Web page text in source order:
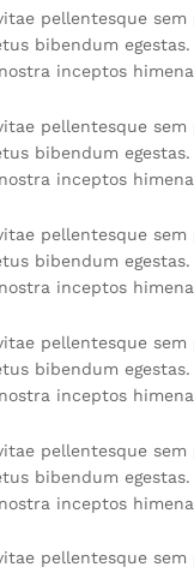
pellentesque
bibendum
inceptos
pellentesque
bibendum
inceptos
pellentesque
bibendum
inceptos
pellentesque
bibendum
inceptos
pellentesque
bibendum
inceptos
pellentesque